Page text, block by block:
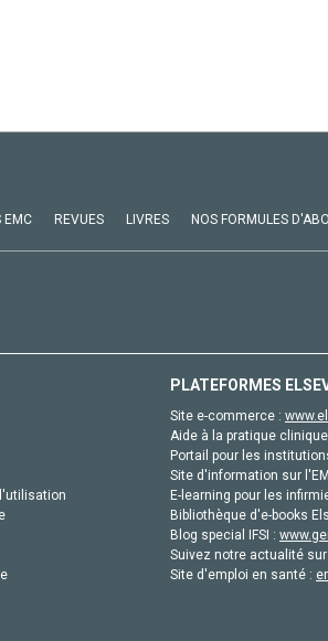
EMC REVUES LIVRES NOS FORMULES
PLATEFORMES
Site e-commerce :
Aide à la pratique
Portail pour les
Site d'information sur
E-learning pour les
Bibliothèque d'e-books
Blog special IFSI :
Suivez notre actualité
Site d'emploi en santé :